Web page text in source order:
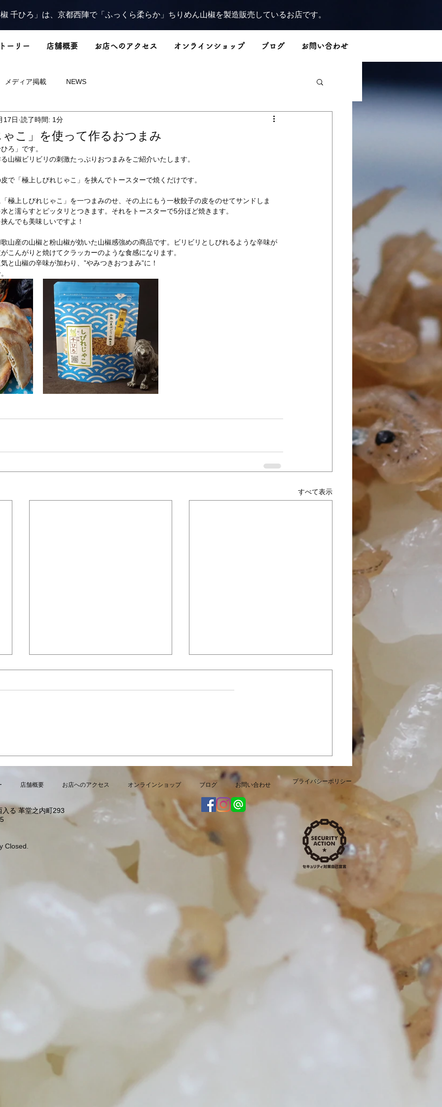
千ひろ」は、京都西陣で「ふっくら柔らか」ちりめん山椒を製造販売しているお店です。
ーリー 店舗概要 お店へのアクセス オンラインショップ ブログ お問い合わせ
メディア掲載 NEWS
こ」を使って作るおつまみ
17日 読了時間: 1分
ろ」です。
山椒ビリビリの刺激たっぷりおつまみをご紹介いたします。
で「極上しびれじゃこ」を挟んでトースターで焼くだけです。
極上しびれじゃこ」を一つまみのせ、その上にもう一枚餃子の皮をのせてサンドしま
と濡らすとピッタリとつきます。それをトースターで5分ほど焼きます。
んでも美味しいですよ！
山産の山椒と粉山椒が効いた山椒感強めの商品です。ビリビリとしびれるような辛味が
こんがりと焼けてクラッカーのような食感になります。
と山椒の辛味が加わり、”やみつきおつまみ”に！
すべて表示
こ」販売開始いたしました！
店舗概要 お店へのアクセス オンラインショップ ブログ お問い合わせ
る 革堂之内町293
Closed.
プライバシーポリシー